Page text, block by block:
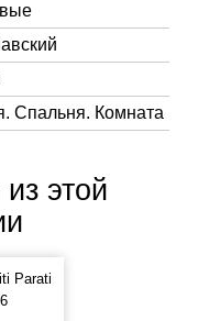
Спальня. Комната
этой
Parati